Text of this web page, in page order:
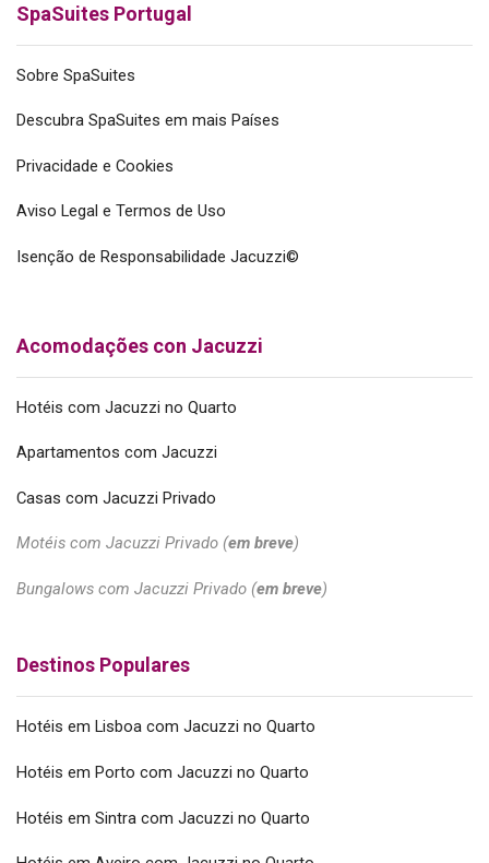
SpaSuites Portugal
Sobre SpaSuites
Descubra SpaSuites em mais Países
Privacidade e Cookies
Aviso Legal e Termos de Uso
Isenção de Responsabilidade Jacuzzi©
Acomodações con Jacuzzi
Hotéis com Jacuzzi no Quarto
Apartamentos com Jacuzzi
Casas com Jacuzzi Privado
Motéis com Jacuzzi Privado (em breve)
Bungalows com Jacuzzi Privado (em breve)
Destinos Populares
Hotéis em Lisboa com Jacuzzi no Quarto
Hotéis em Porto com Jacuzzi no Quarto
Hotéis em Sintra com Jacuzzi no Quarto